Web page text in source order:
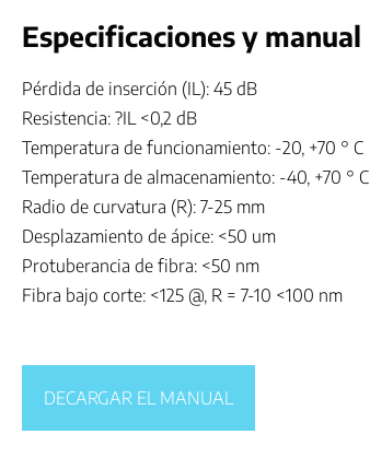
Especificaciones y manual
Pérdida de inserción (IL): 45 dB
Resistencia: ?IL <0,2 dB
Temperatura de funcionamiento: -20, +70 ° C
Temperatura de almacenamiento: -40, +70 ° C
Radio de curvatura (R): 7-25 mm
Desplazamiento de ápice: <50 um
Protuberancia de fibra: <50 nm
Fibra bajo corte: <125 @, R = 7-10 <100 nm
DECARGAR EL MANUAL